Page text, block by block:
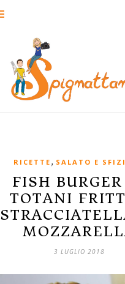
RICETTE , SALATO E
FISH
TOTANI
3 LUGLIO 2018